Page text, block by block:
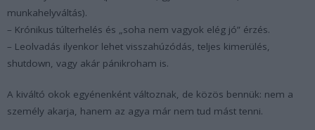
munkahelyváltás).
– Krónikus túlterhelés és „soha nem vagyok elég jó” érzés.
– Leolvadás ilyenkor lehet visszahúzódás, teljes kimerülés,
shutdown, vagy akár pánikroham is.
A kiváltó okok egyénenként változnak, de közös bennük: nem a
személy akarja, hanem az agya már nem tud mást tenni.